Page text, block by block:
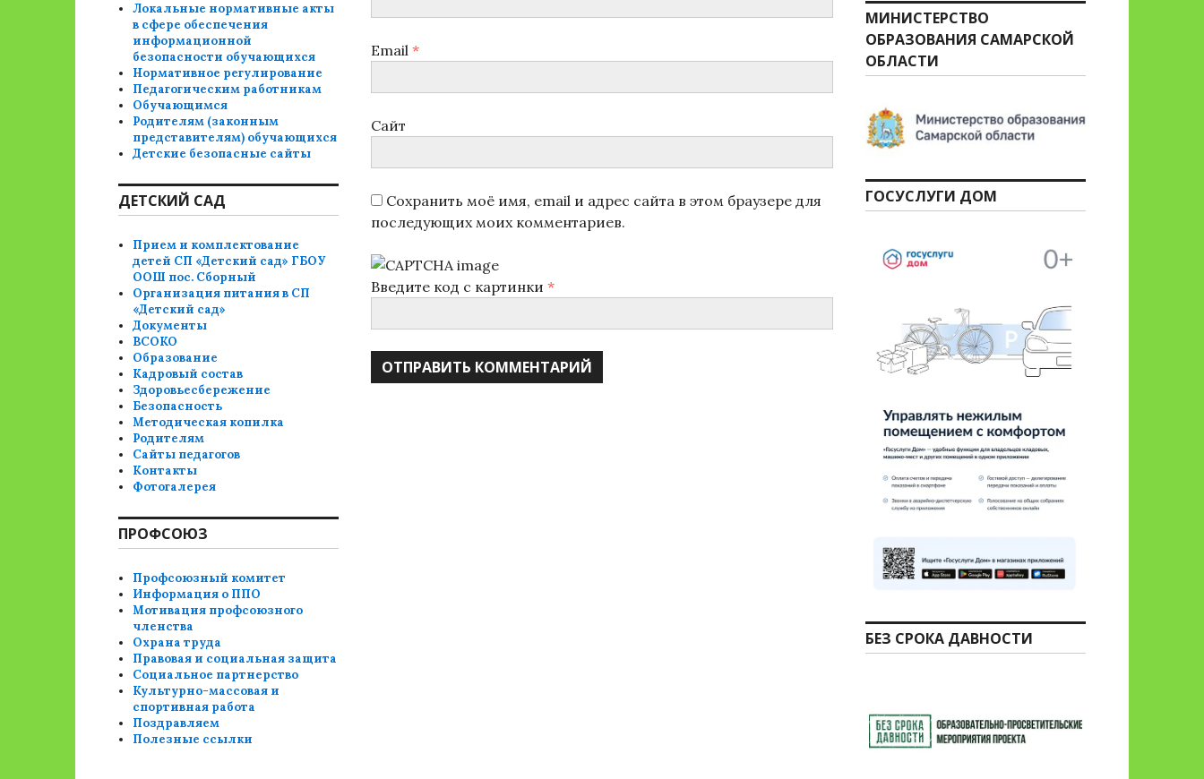
Email *
Сайт
Сохранить моё имя, email и адрес сайта в этом браузере для
последующих моих комментариев.
Введите код с картинки *
Локальные нормативные акты
в сфере обеспечения
информационной
безопасности обучающихся
Нормативное регулирование
Педагогическим работникам
Обучающимся
Родителям (законным
представителям) обучающихся
Детские безопасные сайты
ДЕТСКИЙ САД
Прием и комплектование
детей СП «Детский сад» ГБОУ
ООШ пос. Сборный
Организация питания в СП
«Детский сад»
Документы
ВСОКО
Образование
Кадровый состав
Здоровьесбережение
Безопасность
Методическая копилка
Родителям
Сайты педагогов
Контакты
Фотогалерея
ПРОФСОЮЗ
Профсоюзный комитет
Информация о ППО
Мотивация профсоюзного
членства
Охрана труда
Правовая и социальная защита
Социальное партнерство
Культурно-массовая и
спортивная работа
Поздравляем
Полезные ссылки
МИНИСТЕРСТВО
ОБРАЗОВАНИЯ САМАРСКОЙ
ОБЛАСТИ
ГОСУСЛУГИ ДОМ
БЕЗ СРОКА ДАВНОСТИ